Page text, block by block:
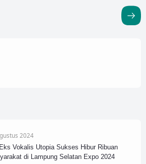
2024
Vokalis Utopia Sukses Hibur Ribuan
di Lampung Selatan Expo 2024